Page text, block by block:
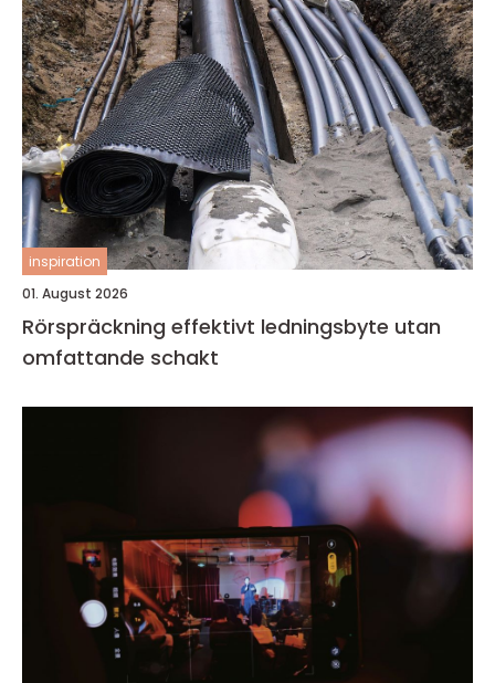
inspiration
01. August 2026
Rörspräckning effektivt ledningsbyte utan
omfattande schakt